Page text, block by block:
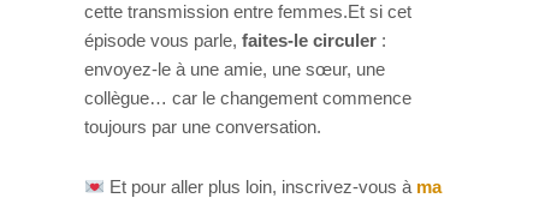
cette transmission entre femmes.Et si cet
épisode vous parle, faites-le circuler :
envoyez-le à une amie, une sœur, une
collègue… car le changement commence
toujours par une conversation.
Et pour aller plus loin, inscrivez-vous à ma